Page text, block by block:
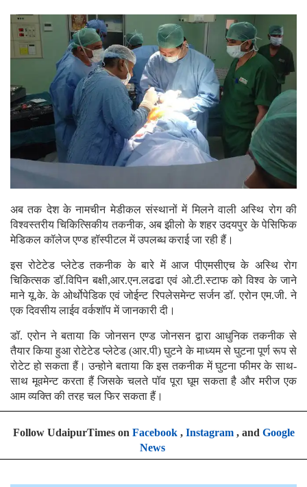
अब तक देश के नामचीन मेडीकल संस्थानों में मिलने वाली अस्थि रोग की
विश्वस्तरीय चिकित्सिकीय तकनीक, अब झीलो के शहर उदयपुर के पेसिफिक
मेडिकल कॉलेज एण्ड हॉस्पीटल में उपलब्ध कराई जा रही हैं।
इस रोटेटेड प्लेटेड तकनीक के बारे में आज पीएमसीएच के अस्थि रोग
चिकित्सक डॉ.विपिन बक्षी,आर.एन.लढढा एवं ओ.टी.स्टाफ को विश्व के जाने
माने यू.के. के ओर्थोपेडिक एवं जोईन्ट रिपलेसमेन्ट सर्जन डॉ. एरोन एम.जी. ने
एक दिवसीय लाईव वर्कशॉप में जानकारी दी।
डॉ. एरोन ने बताया कि जोनसन एण्ड जोनसन द्वारा आधुनिक तकनीक से
तैयार किया हुआ रोटेटेड प्लेटेड (आर.पी) घुटने के माध्यम से घुटना पूर्ण रूप से
रोटेट हो सकता हैं। उन्होने बताया कि इस तकनीक में घुटना फीमर के साथ-
साथ मूवमेन्ट करता हैं जिसके चलते पॉव पूरा घूम सकता है और मरीज एक
आम व्यक्ति की तरह चल फिर सकता हैं।
Follow UdaipurTimes on Facebook, Instagram, and Google
News